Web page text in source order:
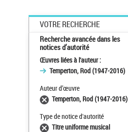
VOTRE RECHERCHE
Recherche avancée dans les
notices d’autorité
Œuvres liées à l'auteur :
Temperton, Rod (1947-2016)
Auteur d’œuvre
Temperton, Rod (1947-2016)
Type de notice d'autorité
Titre uniforme musical